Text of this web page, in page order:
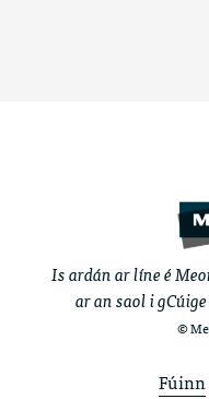
Is ardán ar líne é
ar an saol i
©
Fúinn